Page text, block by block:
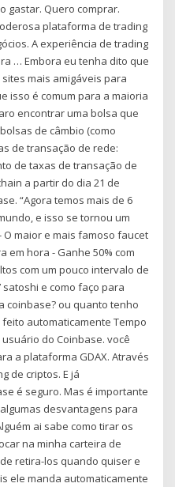
gastar. Quero comprar.
plataforma de trading
A experiência de trading
… Embora eu tenha dito que
mais amigáveis para
isso é comum para a maioria
encontrar uma bolsa que
de câmbio (como
de transação de rede:
de taxas de transação de
a partir do dia 21 de
“Agora temos mais de 6
e isso se tornou um
O maior e mais famoso faucet
em hora - Ganhe 50% com
com um pouco intervalo de
satoshi e como faço para
coinbase? ou quanto tenho
automaticamente Tempo
do Coinbase. você
a plataforma GDAX. Através
de criptos. E já
é seguro. Mas é importante
desvantagens para
ai sabe como tirar os
na minha carteira de
retira-los quando quiser e
ele manda automaticamente